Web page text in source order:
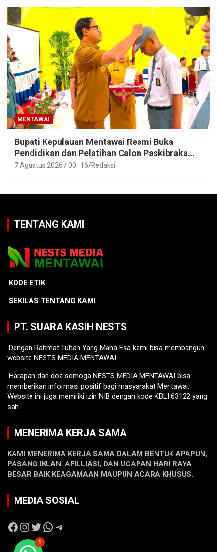
MENTAWAI
Bupati Kepulauan Mentawai Resmi Buka
Pendidikan dan Pelatihan Calon Paskibraka
Tahun 2026
7 Agustus 2026 / 00 : 16 Redaksi
TENTANG KAMI
KODE ETIK
SEKILAS TENTANG KAMI
PT. SUARA KASIH NESTS
Dengan Rahmat Tuhan Yang Maha Esa kami bisa membangun
website NESTS MEDIA MENTAWAI.
Harapan dan doa semoga NESTS MEDIA MENTAWAI bisa
memberikan informasi positif bagi masyarakat Mentawai.
Website ini juga memiliki izin NIB dengan kode KBLI 63122 yang
sah.
MENERIMA KERJA SAMA
KAMI MENERIMA KERJA SAMA DALAM BENTUK APAPUN,
PASANG IKLAN, AFILLIASI, DAN UCAPAN HARI RAYA
BESAR BAIK KEAGAMAAN MAUPUN ACARA KHUSUS.
MEDIA SOSIAL
Facebook
Instagram
Twitter
WhatsApp
Telegram
1